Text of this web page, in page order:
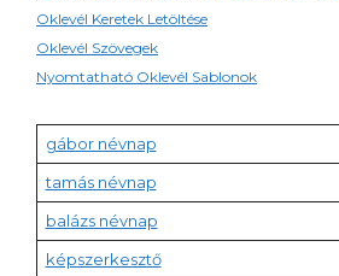
Oklevél Keretek Letöltése
Oklevél Szövegek
Nyomtatható Oklevél Sablonok
gábor névnap
tamás névnap
balázs névnap
képszerkesztő